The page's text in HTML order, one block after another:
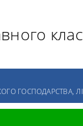
ГОСПОДАРСТВА,